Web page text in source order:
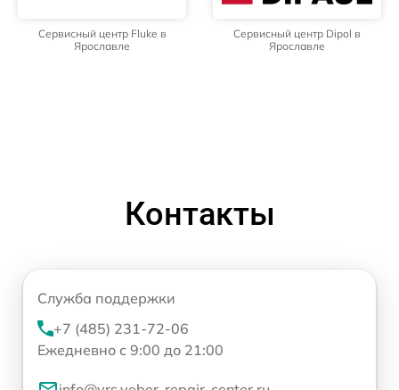
Сервисный центр Fluke в
Ярославле
Сервисный центр Dipol в
Ярославле
Контакты
Служба поддержки
+7 (485) 231-72-06
Ежедневно с 9:00 до 21:00